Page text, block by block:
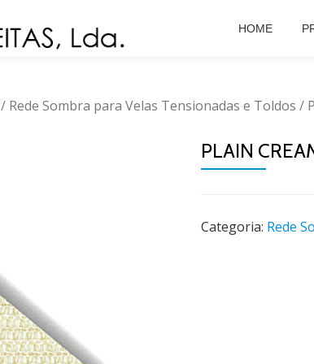
HOME
/ Rede Sombra para Velas Tensionadas e Toldos /
PLAIN
Categoria: Rede